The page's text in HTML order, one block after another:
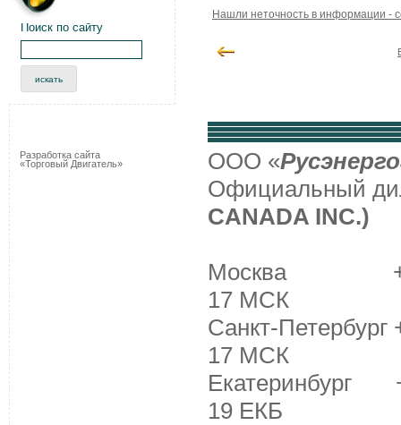
Нашли неточность в информации -
Поиск по сайту
Разработка сайта
«Торговый Двигатель»
ООО «
Официальный
CANADA INC.)
Москва +7
17 МСК
Санкт-
17 МСК
Екатеринбург
19 ЕКБ